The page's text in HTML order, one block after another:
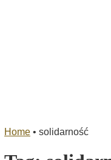
Home • solidarność